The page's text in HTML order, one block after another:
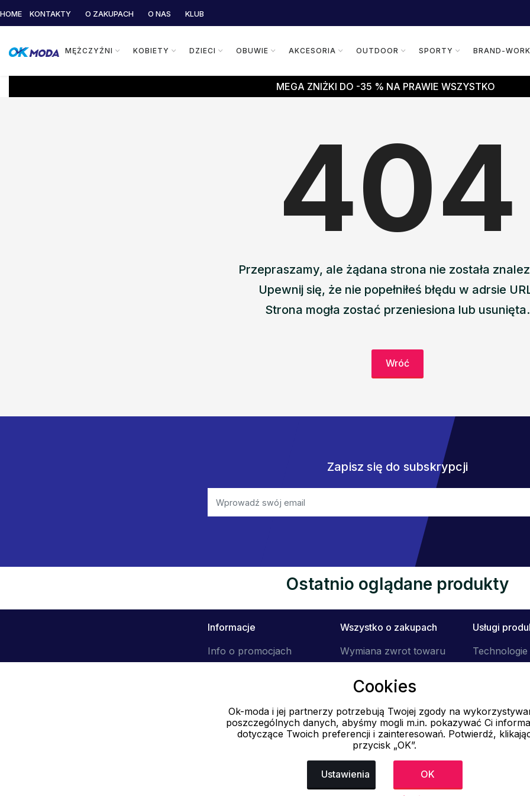
HOME KONTAKTY O ZAKUPACH O NAS KLUB
MĘŻCZYŹNI KOBIETY DZIECI OBUWIE AKCESORIA OUTDOOR SPORTY BRAND-WORK
MEGA ZNIŻKI DO -35 % NA PRAWIE WSZYSTKO
404
Przepraszamy, ale żądana strona nie została
Upewnij się, że nie popełniłeś błędu w adrsie
Strona mogła zostać przeniesiona lub usunięta.
Wróć
Zapisz się do subskrypcji
Ostatnio oglądane produkty
Informacje
Info o promocjach
Wszystko o zakupach
Wymiana zwrot towaru
Jak wytworzyć
zamówienie
Regulamin
Dostawa
Usługi
Technologie
E-mail
Online
Cookies
Ok-moda i jej partnerzy potrzebują Twojej zgody na
poszczególnych danych, abyśmy mogli m.in. pokazywać Ci
dotyczące Twoich preferencji i zainteresowań. Potwierdź,
przycisk „OK”.
Ustawienia OK